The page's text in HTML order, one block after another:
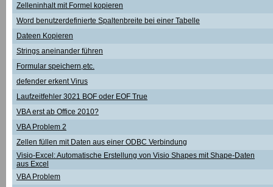
Zelleninhalt mit Formel kopieren
Word benutzerdefinierte Spaltenbreite bei einer Tabelle
Dateen Kopieren
Strings aneinander führen
Formular speichern,etc.
defender erkent Virus
Laufzeitfehler 3021 BOF oder EOF True
VBA erst ab Office 2010?
VBA Problem 2
Zellen füllen mit Daten aus einer ODBC Verbindung
Visio-Excel: Automatische Erstellung von Visio Shapes mit Shape-Daten
aus Excel
VBA Problem